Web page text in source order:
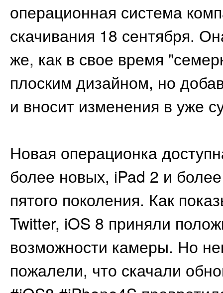
операционная система
скачивания 18 сентября.
же, как в свое время
плоским дизайном, но
и вносит изменения в уже
Новая операционка
более новых, iPad 2 и
пятого поколения. Как
Twitter, iOS 8 приняли
возможности камеры. Но
пожалели, что скачали